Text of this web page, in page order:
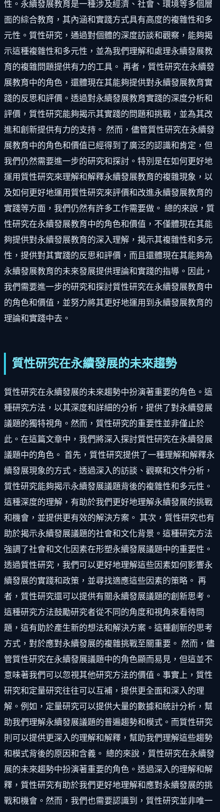
性。永續發展教育是一種涉及經濟、社會、環境等多個層
面的綜合教育，其內涵和實踐方式具有高度的複雜性和多
元性。質性研究，通過對個體的深度訪談和觀察，能夠揭
示這種複雜性和多元性，並為我們理解和處理永續發展教
育的複雜問題提供有力的工具。 再者，質性研究在永續發
展教育中的角色，還體現在其能夠提供對永續發展教育實
踐的反思和評價。透過對永續發展教育實踐的深度分析和
評價，質性研究能夠揭示其實踐的問題和挑戰，並為其改
進和創新提供有力的支持。 然而，儘管質性研究在永續發
展教育中的角色和價值已經得到了廣泛的認識和肯定，但
我們仍然需要進一步的研究和探討。特別是在如何更好地
運用質性研究來理解和解釋永續發展教育的複雜現象，以
及如何更好地運用質性研究來評價和改進永續發展教育的
實踐等方面，我們仍然有許多工作需要做。 總的來說，質
性研究在永續發展教育中的角色和價值，不僅體現在其能
夠提供對永續發展教育的深入理解，揭示其複雜性和多元
性，提供對其實踐的反思和評價，而且還體現在其能夠為
永續發展教育的未來發展提供理論和實踐的指導。因此，
我們需要進一步的研究和探討質性研究在永續發展教育中
的角色和價值，並努力將其更好地運用到永續發展教育的
理論和實踐中去。
質性研究在永續發展的未來趨勢
質性研究在永續發展的未來趨勢中扮演著重要的角色。這
種研究方法，以其深度和詳細的分析，提供了對永續發展
議題的獨特視角。然而，質性研究的重要性並非僅止於
此。在這篇文章中，我們將深入探討質性研究在永續發展
議題中的角色。 首先，質性研究提供了一種理解和解釋永
續發展現象的方式。透過深入的訪談、觀察和文件分析，
質性研究能夠揭示永續發展議題背後的複雜性和多元性。
這種深度的理解，有助於我們更好地理解永續發展的挑戰
和機會，並提供更有效的解決方案。 其次，質性研究也有
助於揭示永續發展議題的社會和文化背景。這種研究方法
強調了社會和文化因素在形塑永續發展議題中的重要性。
透過質性研究，我們可以更好地理解這些因素如何影響永
續發展的實踐和政策，並尋找適應這些因素的策略。 再
者，質性研究還可以提供有關永續發展議題的創新思考。
這種研究方法鼓勵研究者從不同的角度和視角來看待問
題，這有助於產生新的想法和解決方案。這種創新的思考
方式，對於應對永續發展的複雜挑戰至關重要。 然而，儘
管質性研究在永續發展議題中的角色顯而易見，但這並不
意味著我們可以忽視其他研究方法的價值。事實上，質性
研究和定量研究往往可以互補，提供更全面和深入的理
解。例如，定量研究可以提供大量的數據和統計分析，幫
助我們理解永續發展議題的普遍趨勢和模式。而質性研究
則可以提供更深入的理解和解釋，幫助我們理解這些趨勢
和模式背後的原因和含義。 總的來說，質性研究在永續發
展的未來趨勢中扮演著重要的角色。透過深入的理解和解
釋，質性研究有助於我們更好地理解和應對永續發展的挑
戰和機會。然而，我們也需要認識到，質性研究並非唯一